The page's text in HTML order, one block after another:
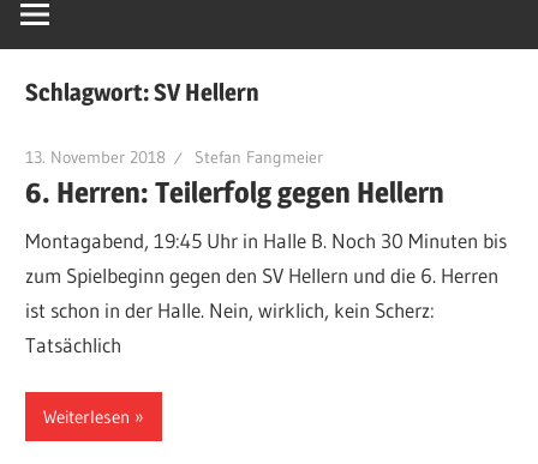
Schlagwort:SV Hellern
13. November 2018 Stefan Fangmeier
6. Herren: Teilerfolg gegen Hellern
Montagabend, 19:45 Uhr in Halle B. Noch 30 Minuten bis
zum Spielbeginn gegen den SV Hellern und die 6. Herren
ist schon in der Halle. Nein, wirklich, kein Scherz:
Tatsächlich
Weiterlesen